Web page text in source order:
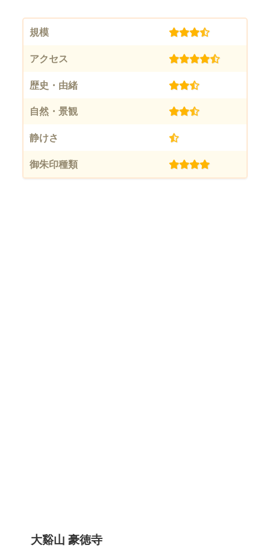
規模
アクセス (4.5)
歴史・由緒
自然・景観
静けさ
御朱印種類
大谿山 豪徳寺